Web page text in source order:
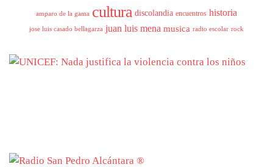
amparo de la gama cultura discolandia encuentros historia
jose luis casado bellagarza juan luis mena musica radio escolar rock